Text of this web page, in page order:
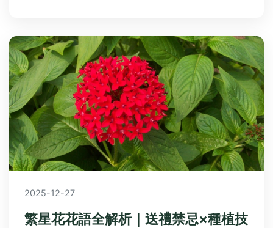
2025-12-27
繁星花花語全解析｜送禮禁忌×種植技